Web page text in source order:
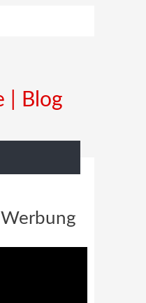
Werbung